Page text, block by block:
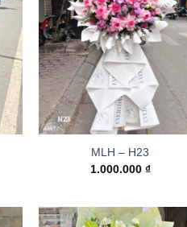
MLH – H23
1.000.000 ₫